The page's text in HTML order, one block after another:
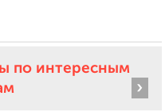
по интересным
›